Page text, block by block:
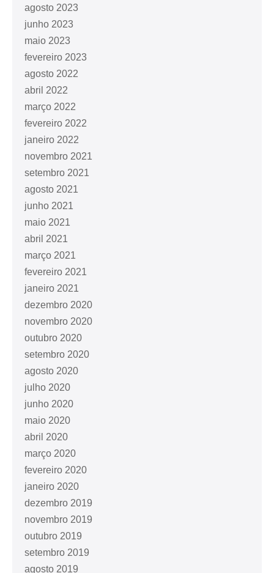
agosto 2023
junho 2023
maio 2023
fevereiro 2023
agosto 2022
abril 2022
março 2022
fevereiro 2022
janeiro 2022
novembro 2021
setembro 2021
agosto 2021
junho 2021
maio 2021
abril 2021
março 2021
fevereiro 2021
janeiro 2021
dezembro 2020
novembro 2020
outubro 2020
setembro 2020
agosto 2020
julho 2020
junho 2020
maio 2020
abril 2020
março 2020
fevereiro 2020
janeiro 2020
dezembro 2019
novembro 2019
outubro 2019
setembro 2019
agosto 2019